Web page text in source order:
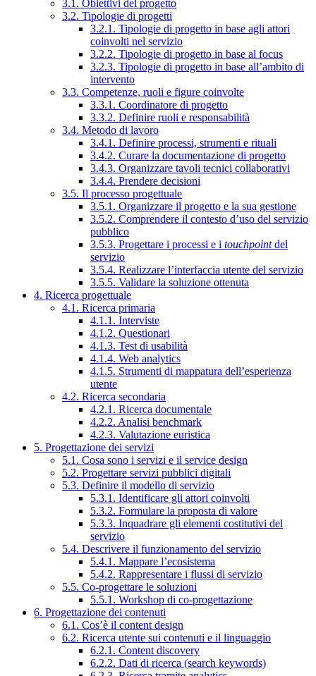
3.1. Obiettivi del progetto
3.2. Tipologie di progetti
3.2.1. Tipologie di progetto in base agli attori
coinvolti nel servizio
3.2.2. Tipologie di progetto in base al focus
3.2.3. Tipologie di progetto in base all’ambito di
intervento
3.3. Competenze, ruoli e figure coinvolte
3.3.1. Coordinatore di progetto
3.3.2. Definire ruoli e responsabilità
3.4. Metodo di lavoro
3.4.1. Definire processi, strumenti e rituali
3.4.2. Curare la documentazione di progetto
3.4.3. Organizzare tavoli tecnici collaborativi
3.4.4. Prendere decisioni
3.5. Il processo progettuale
3.5.1. Organizzare il progetto e la sua gestione
3.5.2. Comprendere il contesto d’uso del servizio
pubblico
3.5.3. Progettare i processi e i touchpointdel
servizio
3.5.4. Realizzare l’interfaccia utente del servizio
3.5.5. Validare la soluzione ottenuta
4. Ricerca progettuale
4.1. Ricerca primaria
4.1.1. Interviste
4.1.2. Questionari
4.1.3. Test di usabilità
4.1.4. Web analytics
4.1.5. Strumenti di mappatura dell’esperienza
utente
4.2. Ricerca secondaria
4.2.1. Ricerca documentale
4.2.2. Analisi benchmark
4.2.3. Valutazione euristica
5. Progettazione dei servizi
5.1. Cosa sono i servizi e il service design
5.2. Progettare servizi pubblici digitali
5.3. Definire il modello di servizio
5.3.1. Identificare gli attori coinvolti
5.3.2. Formulare la proposta di valore
5.3.3. Inquadrare gli elementi costitutivi del
servizio
5.4. Descrivere il funzionamento del servizio
5.4.1. Mappare l’ecosistema
5.4.2. Rappresentare i flussi di servizio
5.5. Co-progettare le soluzioni
5.5.1. Workshop di co-progettazione
6. Progettazione dei contenuti
6.1. Cos’è il content design
6.2. Ricerca utente sui contenuti e il linguaggio
6.2.1. Content discovery
6.2.2. Dati di ricerca (search keywords)